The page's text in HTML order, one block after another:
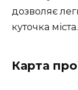
дозволяє
куточка міста.
Карта